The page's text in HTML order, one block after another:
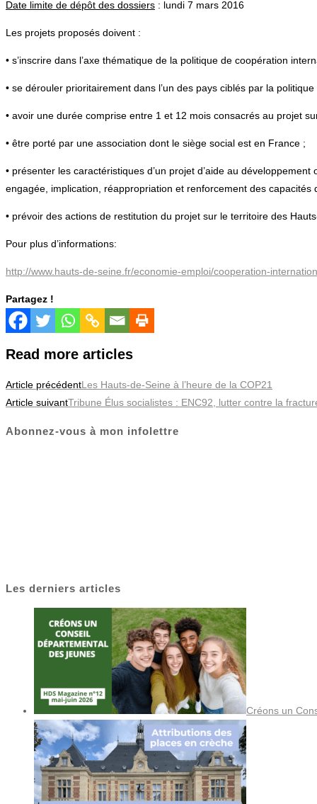
Date limite de dépôt des dossiers : lundi 7 mars 2016
Les projets proposés doivent :
• s’inscrire dans l’axe thématique de la politique de coopération
• se dérouler prioritairement dans l’un des pays ciblés par la
• avoir une durée comprise entre 1 et 12 mois consacrés au projet
• être porté par une association dont le siège social est en France ;
• présenter les caractéristiques d’un projet d’aide au
engagée, implication, réappropriation et renforcement des capacités
• prévoir des actions de restitution du projet sur le territoire des
Pour plus d’informations:
http://www.hauts-de-seine.fr/economie-emploi/cooperation-
Partagez !
Read more articles
Article précédentLes Hauts-de-Seine à l’heure de la COP21
Article suivantTribune Élus socialistes : ENC92, lutter contre la
Abonnez-vous à mon infolettre
Les derniers articles
Créons un